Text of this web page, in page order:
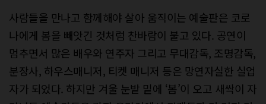
사람들을 만나고 함께해야 살아 움직이는 예술판은 코로
나에게 봄을 빼앗긴 것처럼 찬바람이 불고 있다. 공연이
멈추면서 많은 배우와 연주자 그리고 무대감독, 조명감독,
분장사, 하우스매니저, 티켓 매니저 등은 망연자실한 실업
자가 되었다. 하지만 겨울 눈밭 밑에 ‘봄’이 오고 새싹이 자